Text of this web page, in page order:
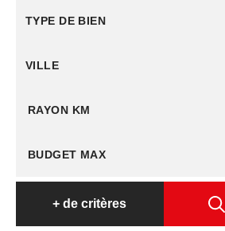
TYPE DE BIEN
VILLE
RAYON KM
+ de critères